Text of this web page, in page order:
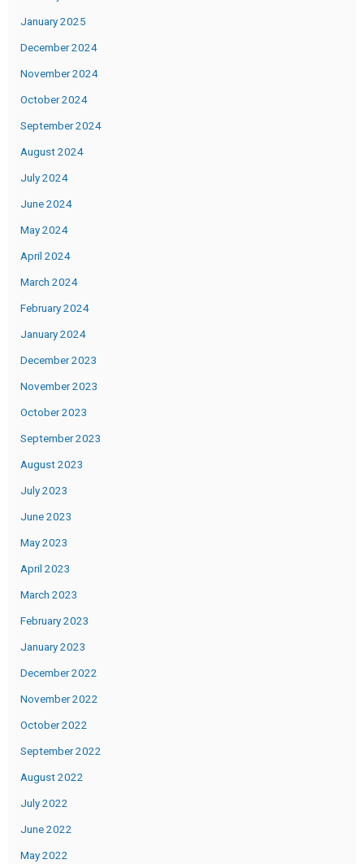
January 2025
December 2024
November 2024
October 2024
September 2024
August 2024
July 2024
June 2024
May 2024
April 2024
March 2024
February 2024
January 2024
December 2023
November 2023
October 2023
September 2023
August 2023
July 2023
June 2023
May 2023
April 2023
March 2023
February 2023
January 2023
December 2022
November 2022
October 2022
September 2022
August 2022
July 2022
June 2022
May 2022